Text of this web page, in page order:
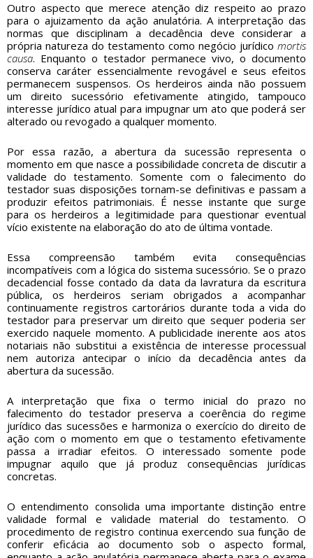
Outro aspecto que merece atenção diz respeito ao prazo
para o ajuizamento da ação anulatória. A interpretação das
normas que disciplinam a decadência deve considerar a
própria natureza do testamento como negócio jurídico mortis
causa. Enquanto o testador permanece vivo, o documento
conserva caráter essencialmente revogável e seus efeitos
permanecem suspensos. Os herdeiros ainda não possuem
um direito sucessório efetivamente atingido, tampouco
interesse jurídico atual para impugnar um ato que poderá ser
alterado ou revogado a qualquer momento.
Por essa razão, a abertura da sucessão representa o
momento em que nasce a possibilidade concreta de discutir a
validade do testamento. Somente com o falecimento do
testador suas disposições tornam-se definitivas e passam a
produzir efeitos patrimoniais. É nesse instante que surge
para os herdeiros a legitimidade para questionar eventual
vício existente na elaboração do ato de última vontade.
Essa compreensão também evita consequências
incompatíveis com a lógica do sistema sucessório. Se o prazo
decadencial fosse contado da data da lavratura da escritura
pública, os herdeiros seriam obrigados a acompanhar
continuamente registros cartorários durante toda a vida do
testador para preservar um direito que sequer poderia ser
exercido naquele momento. A publicidade inerente aos atos
notariais não substitui a existência de interesse processual
nem autoriza antecipar o início da decadência antes da
abertura da sucessão.
A interpretação que fixa o termo inicial do prazo no
falecimento do testador preserva a coerência do regime
jurídico das sucessões e harmoniza o exercício do direito de
ação com o momento em que o testamento efetivamente
passa a irradiar efeitos. O interessado somente pode
impugnar aquilo que já produz consequências jurídicas
concretas.
O entendimento consolida uma importante distinção entre
validade formal e validade material do testamento. O
procedimento de registro continua exercendo sua função de
conferir eficácia ao documento sob o aspecto formal,